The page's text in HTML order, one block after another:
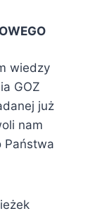
wiedzy
GOZ
już
nam
Państwa